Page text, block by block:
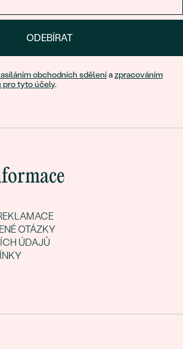
ODEBÍRAT
obchodních sděleníazpracováním
pro tyto účely.
OTÁZKY
ÚDAJŮ